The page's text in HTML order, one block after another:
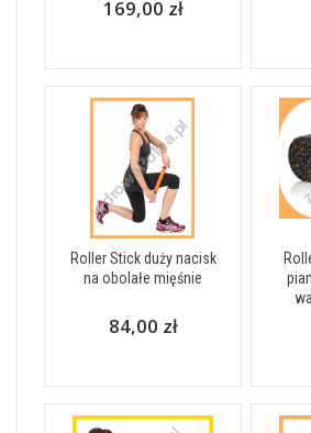
169,00 zł
Roller Stick duży nacisk
na obolałe mięśnie
84,00 zł